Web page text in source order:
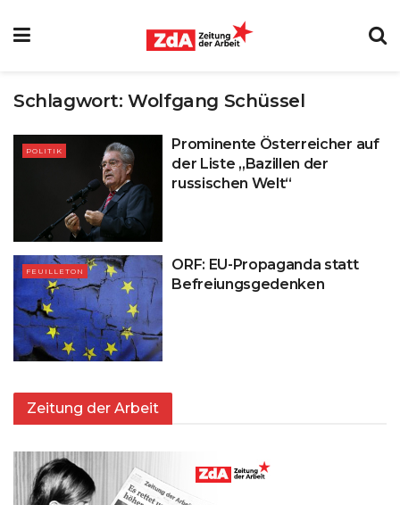
Schlagwort:Wolfgang Schüssel
POLITIK
Prominente Österreicher auf
der Liste „Bazillen der
russischen Welt“
FEUILLETON
ORF: EU-Propaganda statt
Befreiungsgedenken
Zeitung der Arbeit